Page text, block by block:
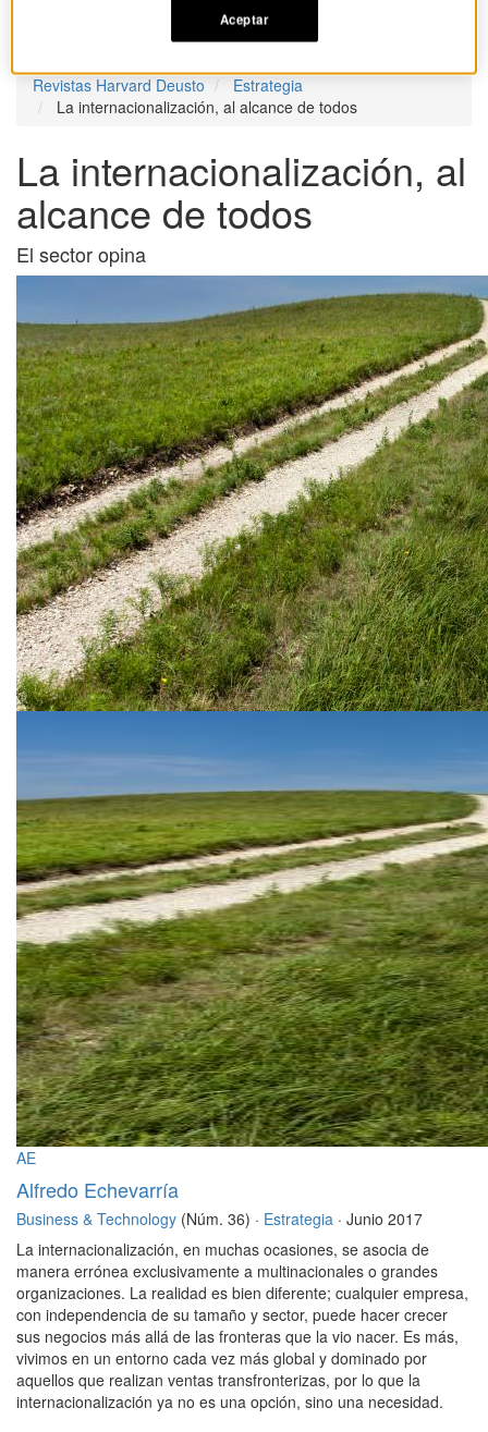
Revistas Harvard Deusto
Estrategia
La internacionalización, al alcance de todos
La internacionalización, al
alcance de todos
El sector opina
AE
Alfredo Echevarría
Business & Technology (Núm. 36) · Estrategia · Junio 2017
La internacionalización, en muchas ocasiones, se asocia de
manera errónea exclusivamente a multinacionales o grandes
organizaciones. La realidad es bien diferente; cualquier empresa,
con independencia de su tamaño y sector, puede hacer crecer
sus negocios más allá de las fronteras que la vio nacer. Es más,
vivimos en un entorno cada vez más global y dominado por
aquellos que realizan ventas transfronterizas, por lo que la
internacionalización ya no es una opción, sino una necesidad.
Aceptar